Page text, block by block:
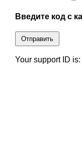
Введите код с
Отправить
Your support ID